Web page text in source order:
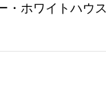
・ホワイトハウ